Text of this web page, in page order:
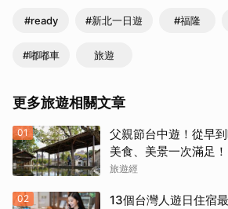
#ready #新北一日遊 #福隆
#嘟嘟車 旅遊
更多旅遊相關文章
01
父親節台中遊！從早
美食、美景一次滿足！
旅遊經
02
13個台灣人遊日住宿